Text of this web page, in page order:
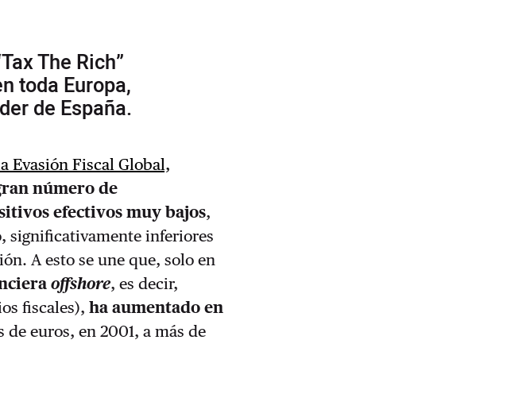
The Rich”
toda Europa,
de España.
Evasión Fiscal Global,
número de
efectivos muy bajos,
significativamente inferiores
A esto se une que, solo en
offshore, es decir,
fiscales),ha aumentado en
euros, en 2001, a más de